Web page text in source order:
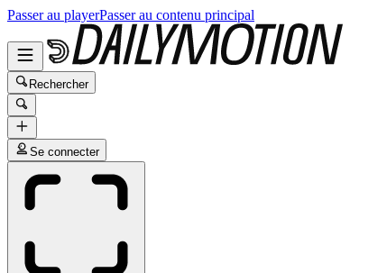
Passer au playerPasser au contenu principal
Rechercher
Se connecter